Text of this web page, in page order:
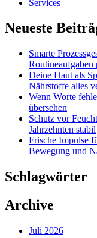
Services
Neueste
Smarte
Deine Haut als
Nährstoffe alles
Wenn Worte
übersehen
Schutz vor
Jahrzehnten stabil
Frische Impulse
Bewegung und
Schlagwörter
Archive
Juli 2026